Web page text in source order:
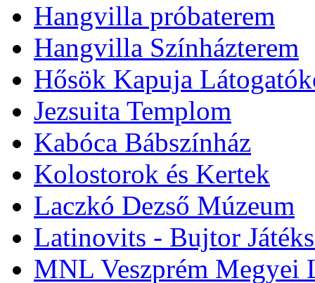
Hangvilla próbaterem
Hangvilla Színházterem
Hősök Kapuja
Jezsuita Templom
Kabóca Bábszínház
Kolostorok és Kertek
Laczkó Dezső Múzeum
Latinovits - Bujtor
MNL Veszprém Megyei